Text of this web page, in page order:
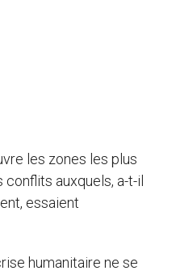
les zones les plus
auxquels, a-t-il
essaient
humanitaire ne se